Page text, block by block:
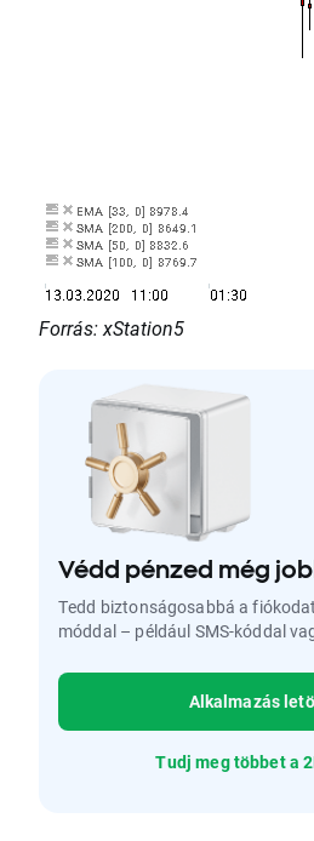
Forrás: xStation5
Védd pénzed még
Tedd biztonságosabbá a
móddal – például SMS-kóddal
Alkalmazás
Tudj meg többet a